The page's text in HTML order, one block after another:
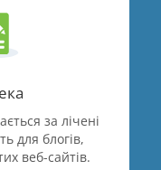
за лічені
для блогів,
веб-сайтів.